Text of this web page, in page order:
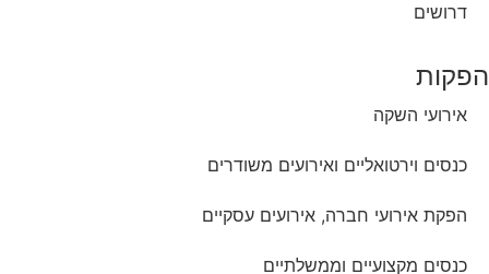
דרושים
הפקות
אירועי השקה
כנסים וירטואליים ואירועים משודרים
הפקת אירועי חברה, אירועים עסקיים
כנסים מקצועיים וממשלתיים